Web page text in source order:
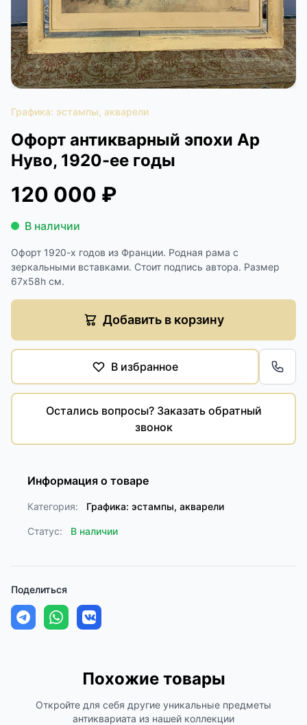
КОНТАКТЫ
ДОСТАВКА И ОПЛАТА
Графика: эстампы, акварели
Офорт антикварный эпохи Ар
Нуво, 1920-ее годы
120 000 ₽
В наличии
Офорт 1920-х годов из Франции. Родная рама с
зеркальными вставками. Стоит подпись автора. Размер
67х58h см.
Добавить в корзину
В избранное
Остались вопросы? Заказать обратный
звонок
Информация о товаре
Категория: Графика: эстампы, акварели
Статус: В наличии
Поделиться
Похожие товары
Откройте для себя другие уникальные предметы
антиквариата из нашей коллекции